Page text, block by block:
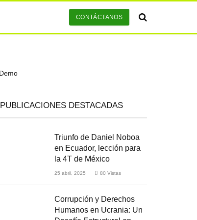
CONTÁCTANOS
PUBLICACIONES DESTACADAS
Triunfo de Daniel Noboa
en Ecuador, lección para
la 4T de México
25 abril, 2025 80 Vistas
Corrupción y Derechos
Humanos en Ucrania: Un